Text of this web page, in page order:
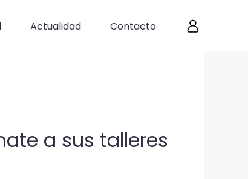
Actualidad Contacto
a sus talleres